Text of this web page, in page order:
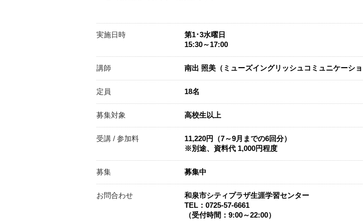
実施日時
第1･3水曜日
15:30～17:00
講師 南出 照美（ミューズイングリッシュコミュニケーショ
定員 18名
募集対象 高校生以上
受講 / 参加料
11,220円（7～9月までの6回分）
※別途、資料代 1,000円程度
募集 募集中
お問合わせ
和泉市シティプラザ生涯学習センター
TEL：0725-57-6661
（受付時間：9:00～22:00）